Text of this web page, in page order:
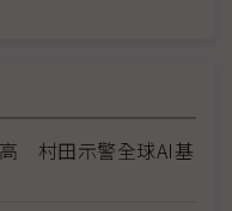
村田示警全球AI基